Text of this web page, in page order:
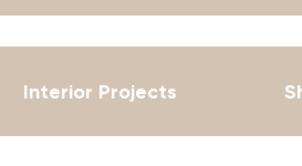
Interior Projects